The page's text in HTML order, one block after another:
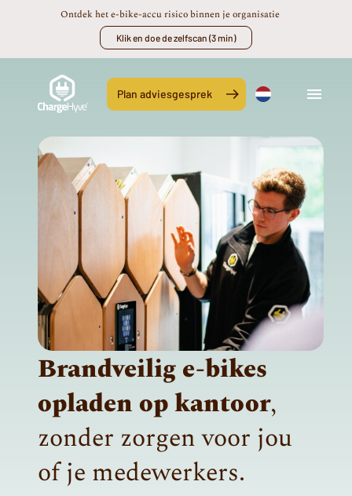
Ontdek het e-bike-accu risico binnen je organisatie
Klik en doe de zelfscan (3 min)
Plan adviesgesprek
Brandveilig e-bikes
opladen op kantoor,
zonder zorgen voor jou
of je medewerkers.